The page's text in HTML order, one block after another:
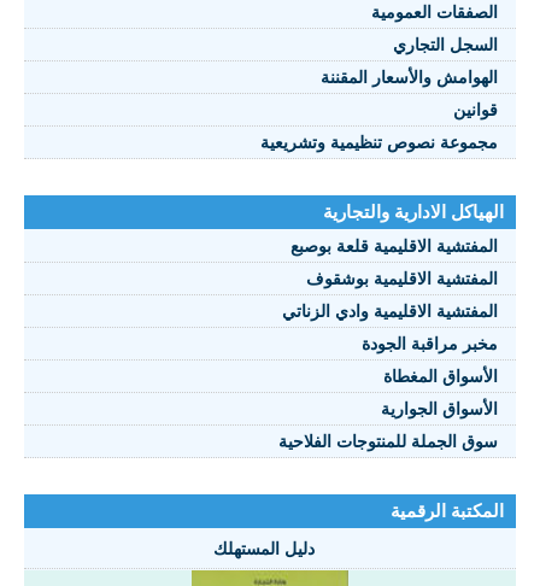
الصفقات العمومية
السجل التجاري
الهوامش والأسعار المقننة
قوانين
مجموعة نصوص تنظيمية وتشريعية
الهياكل الادارية والتجارية
المفتشية الاقليمية قلعة بوصبع
المفتشية الاقليمية بوشقوف
المفتشية الاقليمية وادي الزناتي
مخبر مراقبة الجودة
الأسواق المغطاة
الأسواق الجوارية
سوق الجملة للمنتوجات الفلاحية
المكتبة الرقمية
دليل المستهلك